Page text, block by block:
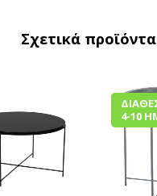
Σχετικά προϊόντα
4-10